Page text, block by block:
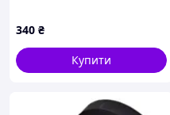
340 ₴
Купити